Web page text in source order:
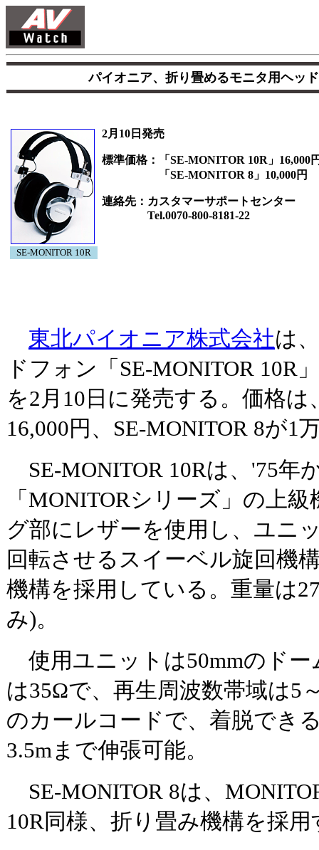
パイオニア、折り畳めるモニタ用ヘッ
SE-MONITOR 10R
2月10日発売
標準価格：「SE-MONITOR 10R」16,000
「SE-MONITOR 8」10,000円
連絡先：カスタマーサポートセンター
Tel.0070-800-8181-22
東北パイオニア株式会社は
ドフォン「SE-MONITOR 10R
を2月10日に発売する。価格は
16,000円、SE-MONITOR 8が1
SE-MONITOR 10Rは、'75年
「MONITORシリーズ」の上
グ部にレザーを使用し、ユニ
回転させるスイーベル旋回機
機構を採用している。重量は
み)。
使用ユニットは50mmのド
は35Ωで、再生周波数帯域は5
のカールコードで、着脱でき
3.5mまで伸張可能。
SE-MONITOR 8は、
10R同様、折り畳み機構を採